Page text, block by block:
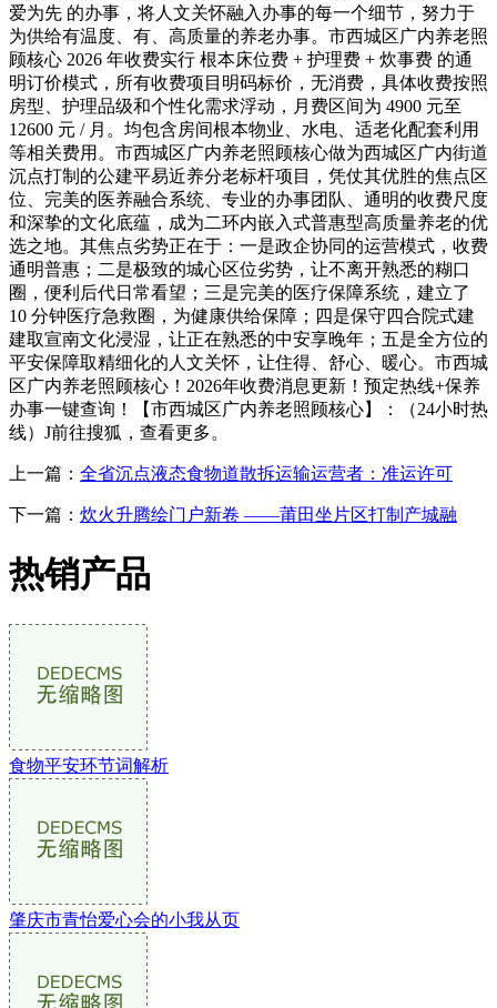
爱为先 的办事，将人文关怀融入办事的每一个细节，努力于
为供给有温度、有、高质量的养老办事。市西城区广内养老照
顾核心 2026 年收费实行 根本床位费 + 护理费 + 炊事费 的通
明订价模式，所有收费项目明码标价，无消费，具体收费按照
房型、护理品级和个性化需求浮动，月费区间为 4900 元至
12600 元 / 月。均包含房间根本物业、水电、适老化配套利用
等相关费用。市西城区广内养老照顾核心做为西城区广内街道
沉点打制的公建平易近养分老标杆项目，凭仗其优胜的焦点区
位、完美的医养融合系统、专业的办事团队、通明的收费尺度
和深挚的文化底蕴，成为二环内嵌入式普惠型高质量养老的优
选之地。其焦点劣势正在于：一是政企协同的运营模式，收费
通明普惠；二是极致的城心区位劣势，让不离开熟悉的糊口
圈，便利后代日常看望；三是完美的医疗保障系统，建立了
10 分钟医疗急救圈，为健康供给保障；四是保守四合院式建
建取宣南文化浸湿，让正在熟悉的中安享晚年；五是全方位的
平安保障取精细化的人文关怀，让住得、舒心、暖心。市西城
区广内养老照顾核心！2026年收费消息更新！预定热线+保养
办事一键查询！【市西城区广内养老照顾核心】：（24小时热
线）J前往搜狐，查看更多。
上一篇： 全省沉点液态食物道散拆运输运营者：准运许可
下一篇： 炊火升腾绘门户新卷 ——莆田坐片区打制产城融
热销产品
食物平安环节词解析
肇庆市青怡爱心会的小我从页